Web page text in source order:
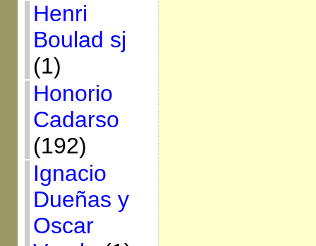
Henri
Boulad sj
(1)
Honorio
Cadarso
(192)
Ignacio
Dueñas y
Oscar